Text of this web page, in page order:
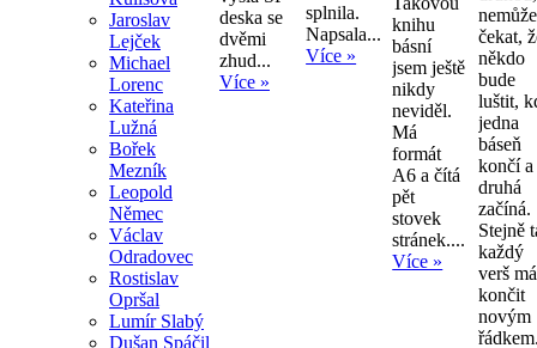
Jaroslav
Lejček
Michael
Lorenc
Kateřina
Lužná
Bořek
Mezník
Leopold
Němec
Václav
Odradovec
Rostislav
Opršal
Lumír Slabý
Dušan Spáčil
deska se
dvěmi
zhud...
Více »
splnila.
Napsala...
Více »
knihu
básní
jsem ještě
nikdy
neviděl.
Má
formát
A6 a čítá
pět
stovek
stránek....
Více »
nemůže
čekat,
někdo
bude
luštit,
jedna
báseň
končí a
druhá
začíná.
Stejně
každý
verš má
končit
novým